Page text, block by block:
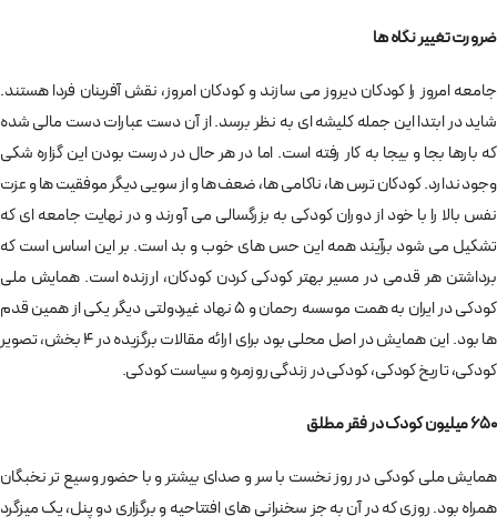
ضرورت تغییر نگاه ها
جامعه امروز را کودکان دیروز می سازند و کودکان امروز، نقش آفرینان فردا هستند.
شاید در ابتدا این جمله کلیشه ای به نظر برسد. از آن دست عبارات دست مالی شده
که بارها بجا و بیجا به کار رفته است. اما در هر حال در درست بودن این گزاره شکی
وجود ندارد. کودکان ترس ها، ناکامی ها، ضعف ها و از سویی دیگر موفقیت ها و عزت
نفس بالا را با خود از دوران کودکی به بزرگسالی می آورند و در نهایت جامعه ای که
تشکیل می شود برآیند همه این حس های خوب و بد است. بر این اساس است که
برداشتن هر قدمی در مسیر بهتر کودکی کردن کودکان، ارزنده است. همایش ملی
کودکی در ایران به همت موسسه رحمان و 5 نهاد غیردولتی دیگر یکی از همین قدم
ها بود. این همایش در اصل محلی بود برای ارائه مقالات برگزیده در 4 بخش، تصویر
کودکی، تاریخ کودکی، کودکی در زندگی روزمره و سیاست کودکی.
650 میلیون کودک در فقر مطلق
همایش ملی کودکی در روز نخست با سر و صدای بیشتر و با حضور وسیع تر نخبگان
همراه بود. روزی که در آن به جز سخنرانی های افتتاحیه و برگزاری دو پنل، یک میزگرد